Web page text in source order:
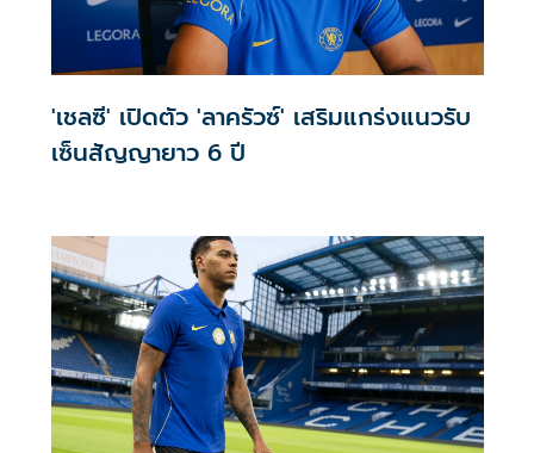
'เชลซี' เปิดตัว 'ลาครัวซ์' เสริมแกร่งแนวรับ
เซ็นสัญญายาว 6 ปี